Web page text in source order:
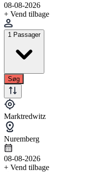
08-08-2026
+ Vend tilbage
1 Passager
Søg
Marktredwitz
Nuremberg
08-08-2026
+ Vend tilbage